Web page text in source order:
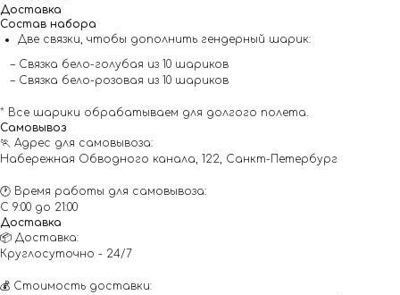
Доставка
Состав набора
Две связки, чтобы дополнить гендерный шарик:
– Связка бело-голубая из 10 шариков
– Связка бело-розовая из 10 шариков
* Все шарики обрабатываем для долгого полета.
Самовывоз
🏃 Адрес для самовывоза:
Набережная Обводного канала, 122, Санкт-Петербург
🕐 Время работы для самовывоза:
С 9:00 до 21:00
Доставка
📦 Доставка:
Круглосуточно - 24/7
💰 Стоимость доставки: